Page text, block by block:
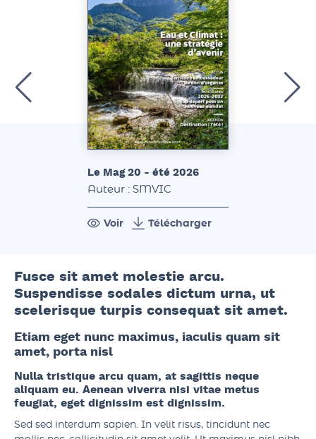
Le Mag 20 - été 2026
Auteur : SMVIC
Fusce sit amet molestie arcu.
Suspendisse sodales dictum urna, ut
scelerisque turpis consequat sit amet.
Etiam eget nunc maximus, iaculis quam sit
amet, porta nisl
Nulla tristique arcu quam, at sagittis neque
aliquam eu. Aenean viverra nisi vitae metus
feugiat, eget dignissim est dignissim.